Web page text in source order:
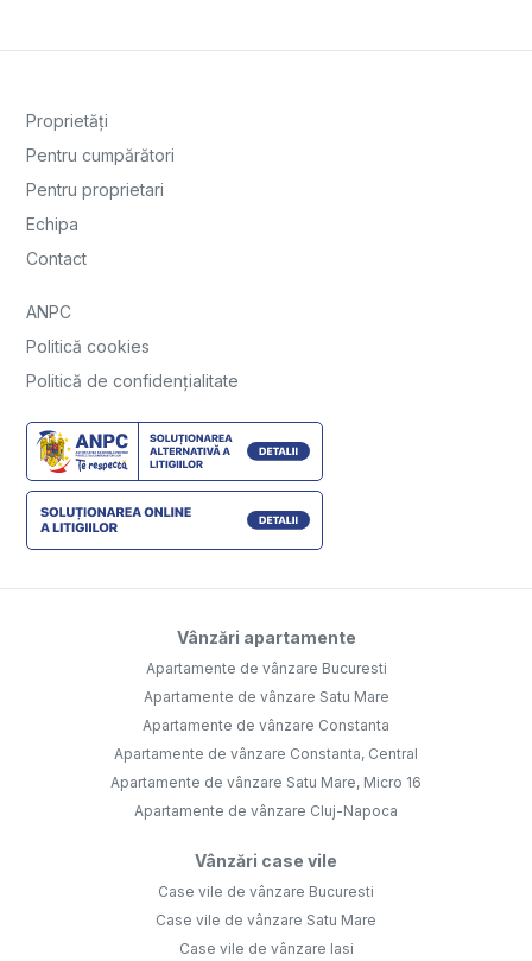
Proprietăți
Pentru cumpărători
Pentru proprietari
Echipa
Contact
ANPC
Politică cookies
Politică de confidențialitate
Vânzări apartamente
Apartamente de vânzare Bucuresti
Apartamente de vânzare Satu Mare
Apartamente de vânzare Constanta
Apartamente de vânzare Constanta, Central
Apartamente de vânzare Satu Mare, Micro 16
Apartamente de vânzare Cluj-Napoca
Vânzări case vile
Case vile de vânzare Bucuresti
Case vile de vânzare Satu Mare
Case vile de vânzare Iasi